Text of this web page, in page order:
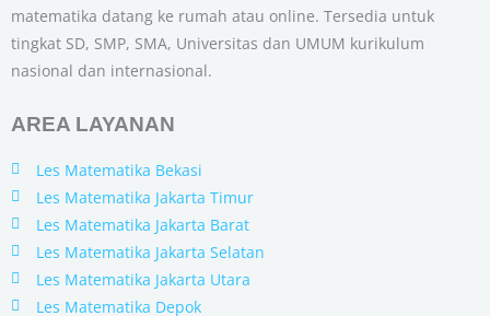
matematika datang ke rumah atau online. Tersedia untuk
tingkat SD, SMP, SMA, Universitas dan UMUM kurikulum
nasional dan internasional.
AREA LAYANAN
Les Matematika Bekasi
Les Matematika Jakarta Timur
Les Matematika Jakarta Barat
Les Matematika Jakarta Selatan
Les Matematika Jakarta Utara
Les Matematika Depok